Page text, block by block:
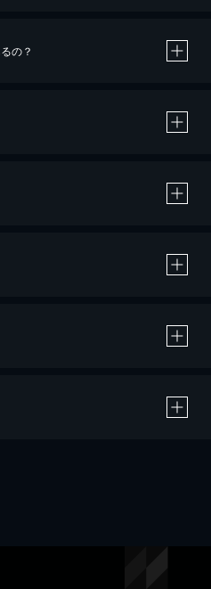
の？
ード決済による作品の購入 / レンタルです。
/ レンタルは、20％のポイント還元です。